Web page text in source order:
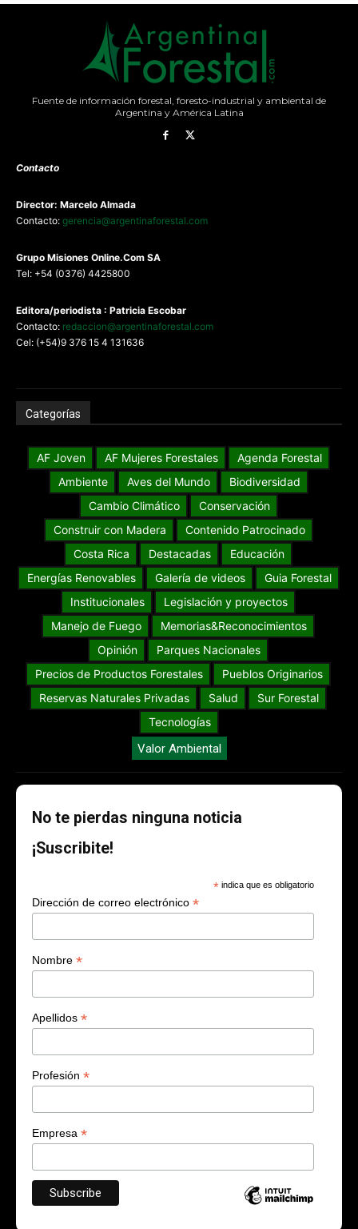
Fuente de información forestal, foresto-industrial y ambiental de
Argentina y América Latina
Contacto
Director: Marcelo Almada
Contacto: gerencia@argentinaforestal.com
Grupo Misiones Online.Com SA
Tel: +54 (0376) 4425800
Editora/periodista : Patricia Escobar
Contacto: redaccion@argentinaforestal.com
Cel: (+54)9 376 15 4 131636
Categorías
AF Joven AF Mujeres Forestales
Agenda Forestal
Ambiente
Aves del Mundo
Biodiversidad
Cambio Climático
Conservación
Construir con Madera
Contenido Patrocinado
Costa Rica
Destacadas
Educación
Energías Renovables
Galería de videos
Guia Forestal
Institucionales
Legislación y proyectos
Manejo de Fuego
Memorias&Reconocimientos
Opinión
Parques Nacionales
Precios de Productos Forestales
Pueblos Originarios
Reservas Naturales Privadas
Salud
Sur Forestal
Tecnologías
Valor Ambiental
No te pierdas ninguna noticia
¡Suscribite!
* indica que es obligatorio
Dirección de correo electrónico *
Nombre *
Apellidos *
Profesión *
Empresa *